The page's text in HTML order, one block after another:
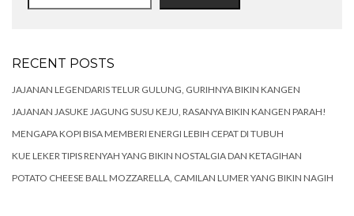
RECENT POSTS
JAJANAN LEGENDARIS TELUR GULUNG, GURIHNYA BIKIN KANGEN
JAJANAN JASUKE JAGUNG SUSU KEJU, RASANYA BIKIN KANGEN PARAH!
MENGAPA KOPI BISA MEMBERI ENERGI LEBIH CEPAT DI TUBUH
KUE LEKER TIPIS RENYAH YANG BIKIN NOSTALGIA DAN KETAGIHAN
POTATO CHEESE BALL MOZZARELLA, CAMILAN LUMER YANG BIKIN NAGIH